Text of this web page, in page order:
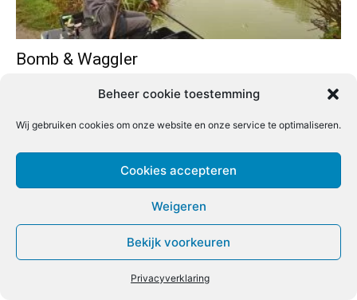
Beheer cookie toestemming
Wij gebruiken cookies om onze website en onze service te optimaliseren.
Cookies accepteren
Weigeren
Bekijk voorkeuren
Privacyverklaring
Bomb & Waggler